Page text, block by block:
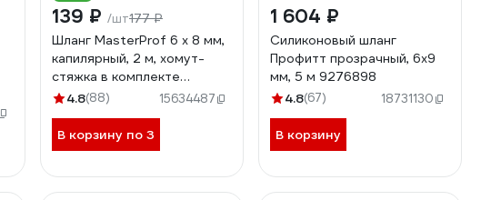
139 ₽ /шт177 ₽
Шланг MasterProf 6 х 8 мм,
капилярный, 2 м, хомут-
стяжка в комплекте
ИС.100836
4.8(88) 15634487
В корзину по 3
1 604 ₽
Силиконовый шланг
Профитт прозрачный, 6x9
мм, 5 м 9276898
4.8(67) 18731130
В корзину